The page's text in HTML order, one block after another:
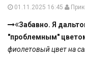
01.11.2025 16:45
Забавно. Я
"проблемным"
фиолетовый цвет на